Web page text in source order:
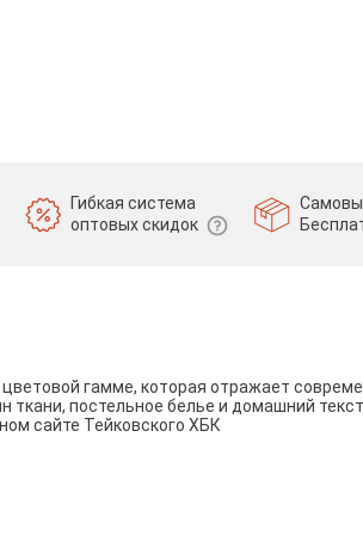
Гибкая система
оптовых скидок
гамме, которая отражает
ткани, постельное белье и домашний
сайте Тейковского ХБК